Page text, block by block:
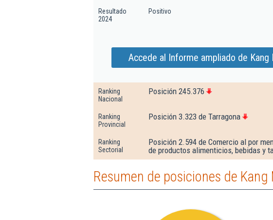
Resultado
2024
Positivo
Accede al Informe ampliado de
Ranking
Nacional
Posición 245.376
Ranking
Provincial
Posición 3.323 de Tarragona
Ranking
Sectorial
Posición 2.594 de Comercio al por
de productos alimenticios, bebidas y
Resumen de posiciones de